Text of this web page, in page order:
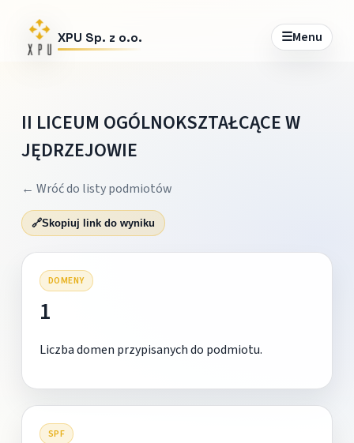
XPU Sp. z o.o. ☰Menu
II LICEUM OGÓLNOKSZTAŁCĄCE W
JĘDRZEJOWIE
← Wróć do listy podmiotów
🔗Skopiuj link do wyniku
DOMENY
1
Liczba domen przypisanych do podmiotu.
SPF